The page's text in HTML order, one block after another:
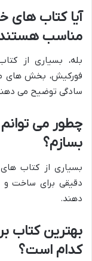
آیا کتاب های
مناسب
فورکیش، بخش های
سادگی توضیح می
چطور می
بسازم؟
بسیاری از کتاب
دقیقی برای ساخت و
دهند.
بهترین کتاب
کدام است؟